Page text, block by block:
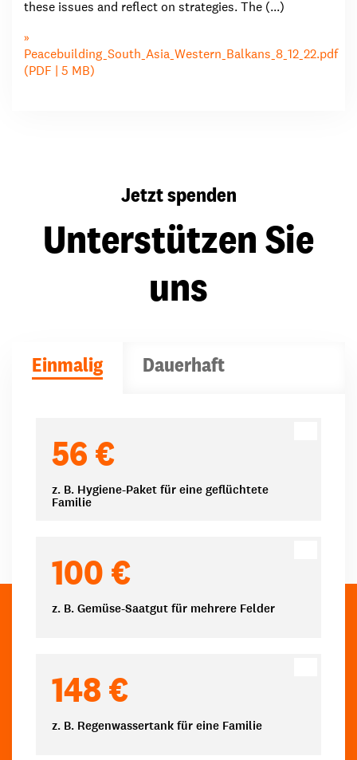
these issues and reflect on strategies. The (...)
Peacebuilding_South_Asia_Western_Balkans_8_12_22.pdf
(PDF | 5 MB)
Jetzt spenden
Unterstützen Sie
uns
Einmalig Dauerhaft
56 €
z. B. Hygiene-Paket für eine geflüchtete
Familie
100 €
z. B. Gemüse-Saatgut für mehrere Felder
148 €
z. B. Regenwassertank für eine Familie